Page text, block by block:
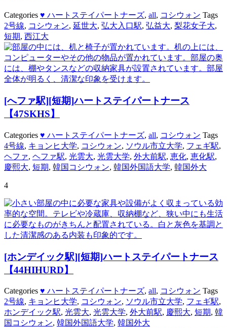
Categories ♥ ハートステイパートナーズ, all, コシウォン Tags
2号線, コシウォン, 延世大, 弘大入口駅, 弘益大, 梨花女子大,
短期, 西江大
[へファ駅][短期]ハートステイパートナース
【47SKHS】
Categories ♥ ハートステイパートナーズ, all, コシウォン Tags
4号線, キョンヒ大学, コシウォン, ソウル市立大学, フェギ駅,
ヘファ, ヘファ駅, 光雲大, 光雲大学, 外大前駅, 恵化, 恵化駅,
慶熙大, 短期, 韓国コシウォン, 韓国外国語大学, 韓国外大
4
[ホンデイック駅][短期]ハートステイパートナース
【44HIHURD】
Categories ♥ ハートステイパートナーズ, all, コシウォン Tags
2号線, キョンヒ大学, コシウォン, ソウル市立大学, フェギ駅,
ホンデイック駅, 光雲大, 光雲大学, 外大前駅, 慶熙大, 短期, 韓
国コシウォン, 韓国外国語大学, 韓国外大